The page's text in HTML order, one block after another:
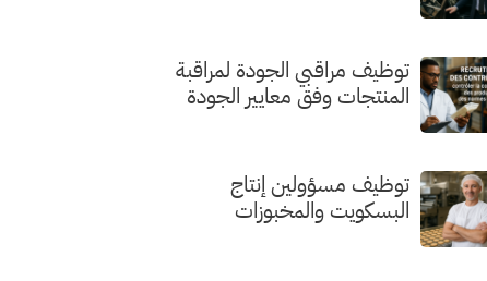
توظيف مراقبي الجودة لمراقبة
المنتجات وفق معايير الجودة
توظيف مسؤولين إنتاج
البسكويت والمخبوزات